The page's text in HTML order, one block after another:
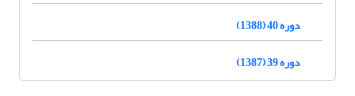
دوره 40 (1388)
دوره 39 (1387)